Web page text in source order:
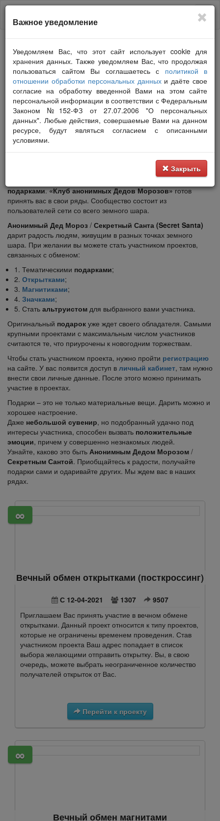
Важное уведомление
Уведомляем Вас, что этот сайт использует cookie для
хранения данных. Также уведомляем Вас, что продолжая
пользоваться сайтом Вы соглашаетесь с политикой в
отношении обработки персональных данныхи даёте свое
согласие на обработку введенной Вами на этом сайте
персональной информации в соответствии с Федеральным
Законом №152-ФЗ от 27.07.2006 "О персональных
данных". Любые действия, совершаемые Вами на данном
ресурсе, будут являться согласием с описанными
условиями.
Закрыть
Добро пожаловать на сайт
"Клуб анонимных Дедов Морозов"
Сложно отыскать человека, который не любит праздники.
Большинство людей с нетерпением ожидают празднование
встречиНового годаили других торжеств, чтобы дарить
подарки.
Самые яркие эмоции вызывают презенты-сюрпризы, о
которых даже не догадываешься."Клуб анонимных Дедов
Морозов"
- сообщество, собирающее вместе огромное
количество любителей
Вы сами можете стать участником сообществаобмена
подарками.«Клуб анонимных Дедов Морозов»готов
принять вас в свои ряды. Сообщество состоит из
пользователей сети со всего земного шара.
Анонимный Дед Мороз / Секретный Санта (Secret Santa)
дарит радость людям, живущим в разных точках земного
шара. При желании вы можете стать участником проектов,
связанных с обменом:
1. Тематическими подарками;
2. Открытками;
3. Магнитиками;
4. Значками;
5. Стать альтруистом для выбранного вами участника.
Оригинальный подарок уже ждет своего обладателя. Самыми
крупными проектами с максимальным числом участников
считаются те, что приурочены к новогодним торжествам.
Чтобы стать участником проекта, нужно пройти регистрацию
на сайте. У вас появится доступ в личный кабинет, там нужно
внести свои личные данные. После этого можно принимать
участие в проектах.
Подарки – это не только материальные вещи. Дарить можно и
хорошее настроение.
Даже небольшой сувенир, но подобранный удачно под
интересы участника, способен вызвать положительные
эмоции, причем у совершенно незнакомых людей.
Узнайте, каково это быть Анонимным Дедом Морозом /
Секретным Сантой. Приобщайтесь к радости, получайте
подарки сами и одаривайте других. Мы ждем вас в наших
рядах.
Вечный обмен открытками (посткроссинг)
∞
С 12-04-2021 1307
9507
Приглашаем Вас принять участие в вечном обмене
открытками. Данный проект относится к типу проектов,
которые не ограничены временем проведения. Став
участником проекта Ваш адрес попадает в список
выбора желающими отправить открытку. Вы, в свою
очередь, можете выбрать неограниченное количество
получателей открыток от Вас.
Перейти к проекту
Вечный обмен магнитами
∞